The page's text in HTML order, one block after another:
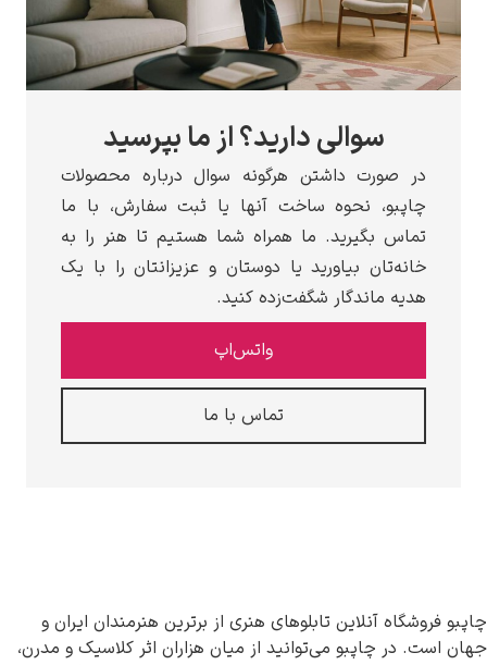
سوالی دارید؟ از ما بپرسید
داشتن هرگونه سوال درباره محصولات
نحوه ساخت آنها یا ثبت سفارش، با ما
بگیرید. ما همراه شما هستیم تا هنر را به
بیاورید یا دوستان و عزیزانتان را با یک
ماندگار شگفت‌زده کنید.
آنلاین تابلوهای هنری از برترین هنرمندان ایران و
چاپبو می‌توانید از میان هزاران اثر کلاسیک و مدرن،